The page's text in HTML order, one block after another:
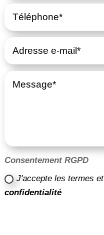
Consentement RGPD
J'accepte les termes
confidentialité